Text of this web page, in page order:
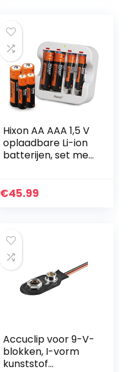
Hixon AA AAA 1,5 V
oplaadbare Li-ion
batterijen, set met
batterijen en
€45.99
Accuclip voor 9-V-
blokken, I-vorm
kunststof